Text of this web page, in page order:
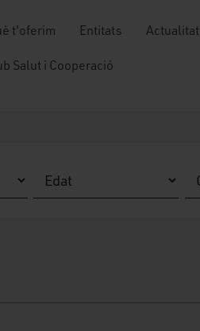
t'oferim Entitats Actualitat
Salut i Cooperació